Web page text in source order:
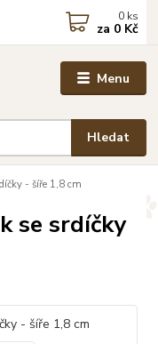
Menu
Hledat
0 ks
za 0 Kč
- šíře 1,8 cm
se srdíčky